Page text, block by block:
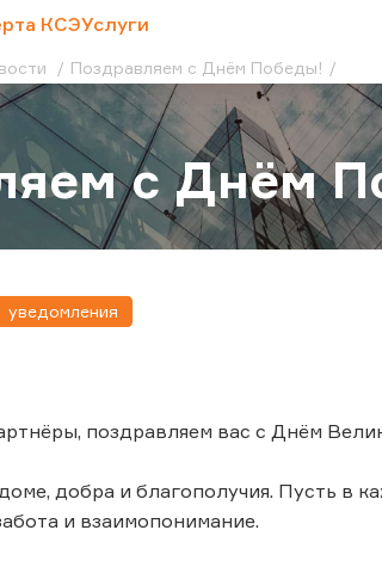
КСЭУслуги
Поздравляем с Днём Победы!
с Днём
уведомления
поздравляем вас с Днём
добра и благополучия. Пусть в
и взаимопонимание.